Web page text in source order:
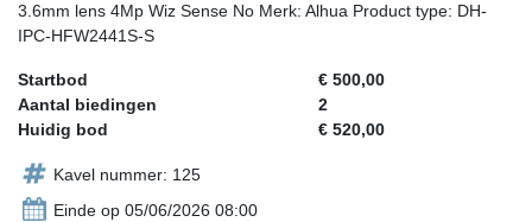
3.6mm lens 4Mp Wiz Sense No Merk: Alhua Product type: DH-
IPC-HFW2441S-S
Startbod
€ 500,00
Aantal biedingen
2
Huidig bod
€ 520,00
Kavel nummer: 125
Einde op 05/06/2026 08:00